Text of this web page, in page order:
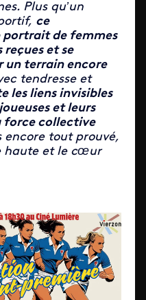
Plus qu’un
ce
portrait de femmes
reçues et se
un terrain encore
tendresse et
les liens invisibles
et leurs
force collective
encore tout prouvé,
haute et le cœur